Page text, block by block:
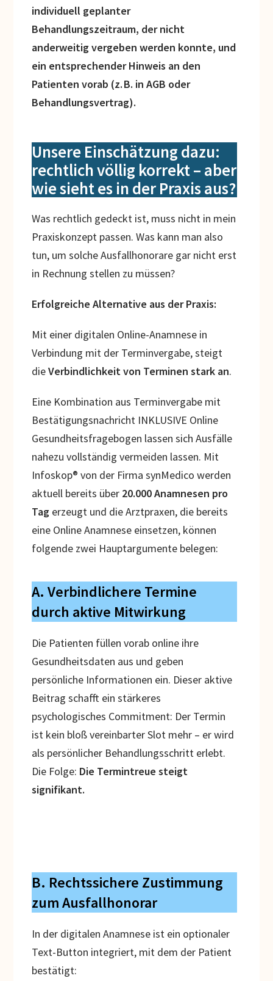
individuell geplanter
Behandlungszeitraum, der nicht
anderweitig vergeben werden konnte, und
ein entsprechender Hinweis an den
Patienten vorab (z. B. in AGB oder
Behandlungsvertrag).
Unsere Einschätzung dazu:
rechtlich völlig korrekt – aber
wie sieht es in der Praxis aus?
Was rechtlich gedeckt ist, muss nicht in mein
Praxiskonzept passen. Was kann man also
tun, um solche Ausfallhonorare gar nicht erst
in Rechnung stellen zu müssen?
Erfolgreiche Alternative aus der Praxis:
Mit einer digitalen Online-Anamnese in
Verbindung mit der Terminvergabe, steigt
dieVerbindlichkeit von Terminen stark an.
Eine Kombination aus Terminvergabe mit
Bestätigungsnachricht INKLUSIVE Online
Gesundheitsfragebogen lassen sich Ausfälle
nahezu vollständig vermeiden lassen. Mit
Infoskop® von der Firma synMedico werden
aktuell bereits über 20.000 Anamnesen pro
Tag erzeugt und die Arztpraxen, die bereits
eine Online Anamnese einsetzen, können
folgende zwei Hauptargumente belegen:
A. Verbindlichere Termine
durch aktive Mitwirkung
Die Patienten füllen vorab online ihre
Gesundheitsdaten aus und geben
persönliche Informationen ein. Dieser aktive
Beitrag schafft ein stärkeres
psychologisches Commitment: Der Termin
ist kein bloß vereinbarter Slot mehr – er wird
als persönlicher Behandlungsschritt erlebt.
Die Folge: Die Termintreue steigt
signifikant.
B. Rechtssichere Zustimmung
zum Ausfallhonorar
In der digitalen Anamnese ist ein optionaler
Text-Button integriert, mit dem der Patient
bestätigt: